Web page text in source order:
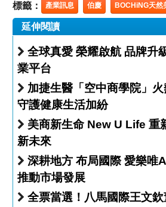
標籤： 產業訊息 伯慶 BOCHiNG天然
延伸閱讀
全球真愛 榮耀啟航 品牌升級 打造新世代事
業平台
加捷生醫「空中商學院」火熱開跑
守護健康生活加紛
美商新生命 New U Life 重新定義膠原蛋白
新未來
深耕地方 布局國際 愛樂唯Alfawise「雙軌」
推動市場發展
全票當選！八馬國際王文